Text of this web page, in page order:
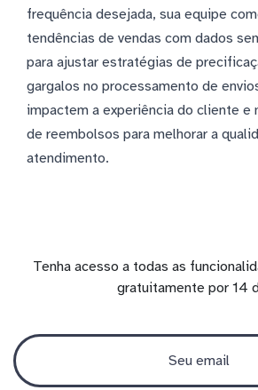
frequência desejada, sua equipe
tendências de vendas com dados
para ajustar estratégias de
gargalos no processamento de
impactem a experiência do cliente e
de reembolsos para melhorar a
atendimento.
Tenha acesso a todas as
gratuitamente por 14